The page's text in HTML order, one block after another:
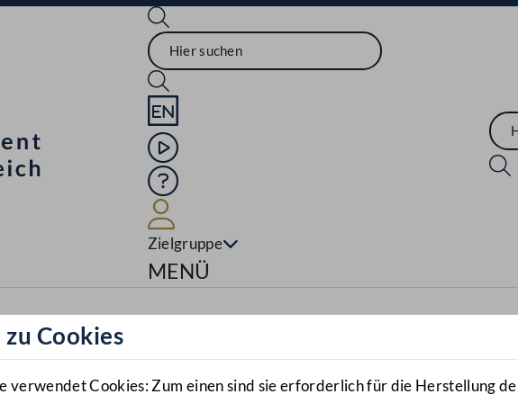
Sprache English
Mediathek
Hilfe
Zielgruppe
Navigationsmenü öffnen
MENÜ
Cookies
verwendet Cookies: Zum einen sind sie erforderlich für die Herstellung